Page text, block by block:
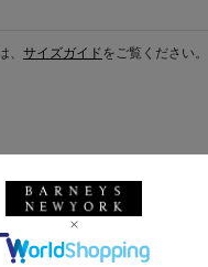
、 サイズガイドをご覧ください。